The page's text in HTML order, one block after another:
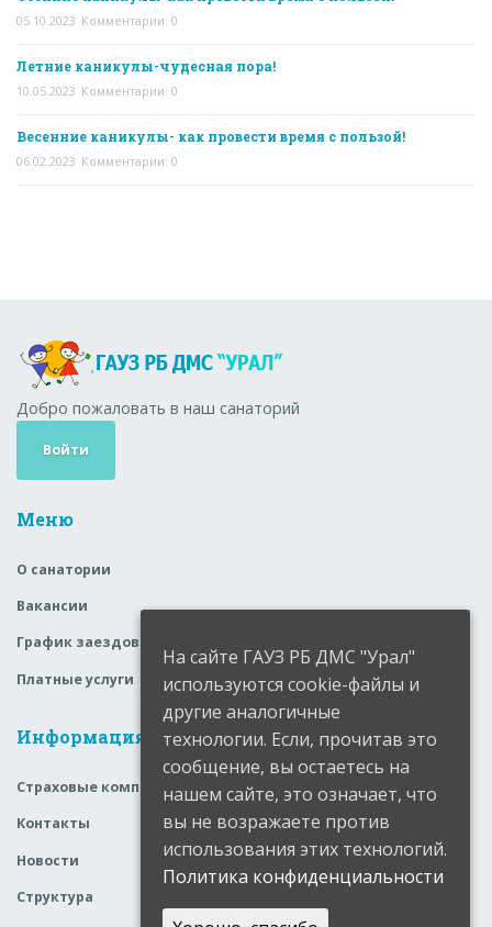
05.10.2023 Комментарии: 0
Летние каникулы-чудесная пора!
10.05.2023 Комментарии: 0
Весенние каникулы- как провести время с пользой!
06.02.2023 Комментарии: 0
Добро пожаловать в наш санаторий
Войти
Меню
О санатории
Вакансии
График заездов
Платные услуги
Информация
Страховые компании
Контакты
Новости
Структура
На сайте ГАУЗ РБ ДМС "Урал"
используются cookie-файлы и
другие аналогичные
технологии. Если, прочитав это
сообщение, вы остаетесь на
нашем сайте, это означает, что
вы не возражаете против
использования этих технологий.
Политика конфиденциальности